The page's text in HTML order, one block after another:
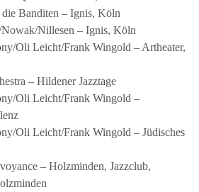
Banditen – Ignis, Köln
Nillesen – Ignis, Köln
Oli Leicht/Frank Wingold – Artheater,
– Hildener Jazztage
Oli Leicht/Frank Wingold –
Oli Leicht/Frank Wingold – Jüdisches
– Holzminden, Jazzclub,